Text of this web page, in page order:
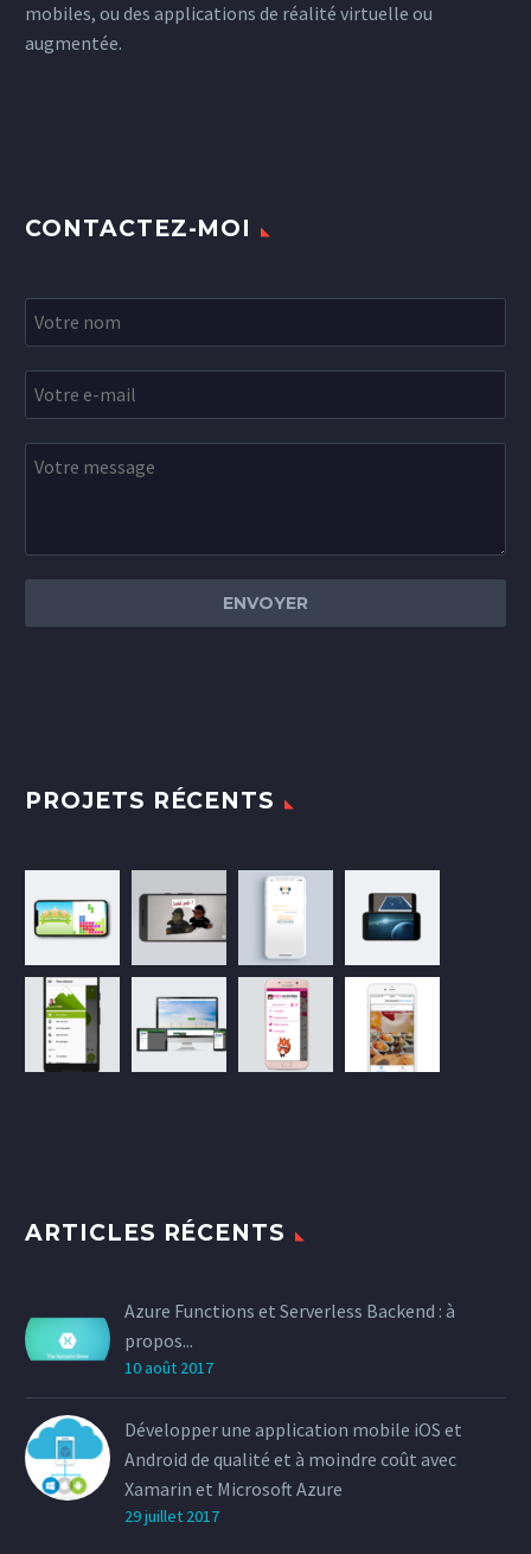
mobiles, ou des applications de réalité virtuelle ou
augmentée.
CONTACTEZ-MOI
PROJETS RÉCENTS
ARTICLES RÉCENTS
Azure Functions et Serverless Backend : à
propos...
10 août 2017
Développer une application mobile iOS et
Android de qualité et à moindre coût avec
Xamarin et Microsoft Azure
29 juillet 2017